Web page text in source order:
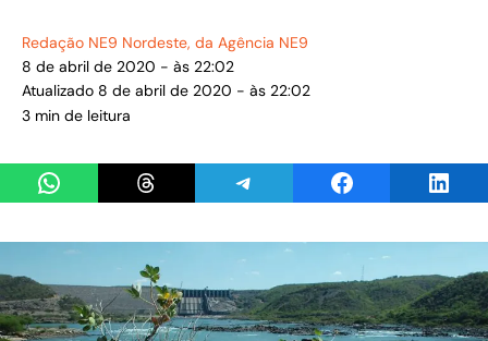
Redação NE9 Nordeste, da Agência NE9
8 de abril de 2020 - às 22:02
Atualizado 8 de abril de 2020 - às 22:02
3 min de leitura
Share on WhatsAppShare on ThreadsShare on TelegramShare on Facebook